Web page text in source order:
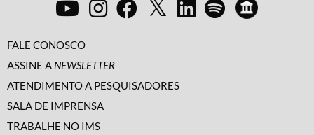
FALE CONOSCO
ASSINE A NEWSLETTER
ATENDIMENTO A PESQUISADORES
SALA DE IMPRENSA
TRABALHE NO IMS